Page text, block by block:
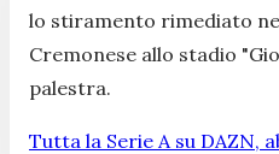
lo stiramento rimediato
Cremonese allo stadio
palestra.
Tutta la Serie A su DAZN,